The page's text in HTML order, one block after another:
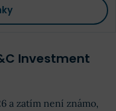
Investment
a zatím není známo,